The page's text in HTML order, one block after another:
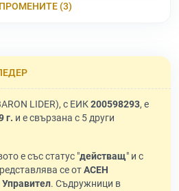
(3)
LIDER), с ЕИК200598293, е
г. и е свързана с 5 други
е със статус "действащ" и с
се отАСЕН
. Съдружници в